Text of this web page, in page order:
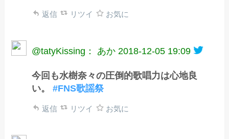
返信 リツイ お気に
@tatyKissing： あか 2018-12-05 19:09
今回も水樹奈々の圧倒的歌唱力は心地良
い。#FNS歌謡祭
返信 リツイ お気に